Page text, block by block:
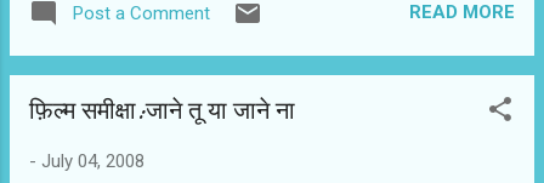
हीरोइन डांस करने लगें तो कुछ लोग साथ में नाचने लगते हैं और अगर उन्हें पैसे
नहीं मिले हों तो वे औचक भाव से घूरते हैं, जैसे कि बंदर और मदारी को देखकर
जाती है। आकाश में इतनी कारें और अन्य सवारियां उड़ती दिखाई पड़ती हैं... क्या
अजीब सी तितली है, जो 2008 के आस्ट्रेलिया में नाचती हुई आकर हथेली पर
Post a Comment READ MORE
फ़िल्म समीक्षा:जाने तू या जाने ना
- July 04, 2008